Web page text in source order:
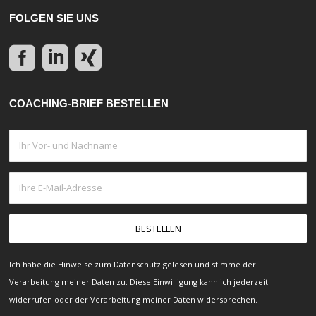
FOLGEN SIE UNS
COACHING-BRIEF BESTELLEN
Ich habe die Hinweise zum Datenschutz gelesen und stimme der
Verarbeitung meiner Daten zu. Diese Einwilligung kann ich jederzeit
widerrufen oder der Verarbeitung meiner Datenwidersprechen.